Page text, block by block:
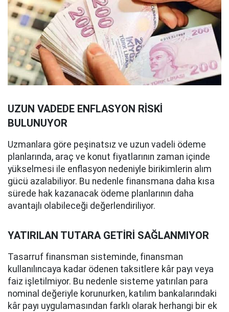
UZUN VADEDE ENFLASYON RİSKİ
BULUNUYOR
Uzmanlara göre peşinatsız ve uzun vadeli ödeme
planlarında, araç ve konut fiyatlarının zaman içinde
yükselmesi ile enflasyon nedeniyle birikimlerin alım
gücü azalabiliyor. Bu nedenle finansmana daha kısa
sürede hak kazanacak ödeme planlarının daha
avantajlı olabileceği değerlendiriliyor.
YATIRILAN TUTARA GETİRİ SAĞLANMIYOR
Tasarruf finansman sisteminde, finansman
kullanılıncaya kadar ödenen taksitlere kâr payı veya
faiz işletilmiyor. Bu nedenle sisteme yatırılan para
nominal değeriyle korunurken, katılım bankalarındaki
kâr payı uygulamasından farklı olarak herhangi bir ek